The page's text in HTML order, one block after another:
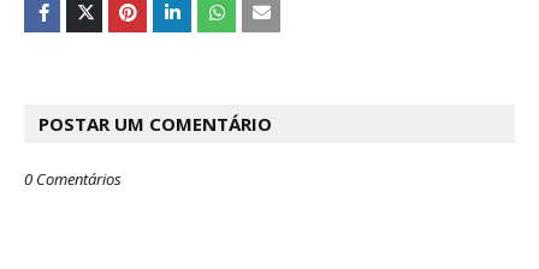
POSTAR UM COMENTÁRIO
0 Comentários